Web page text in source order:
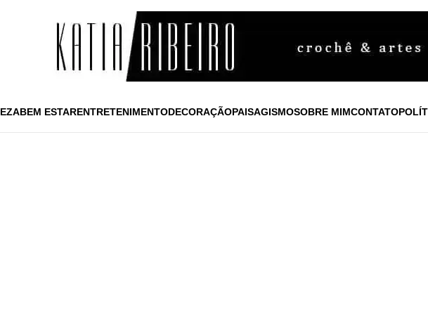
BEM ESTARENTRETENIMENTODECORAÇÃOPAISAGISMOSOBRE MIMCONTATO